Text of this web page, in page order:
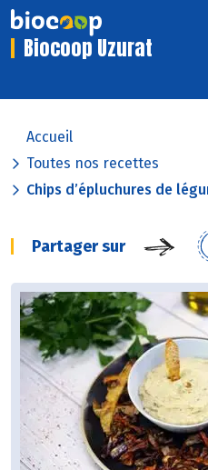
Biocoop Uzurat
Accueil
Toutes nos recettes
Chips d’épluchures de
Partager sur